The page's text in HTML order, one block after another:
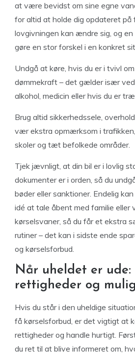
at være bevidst om sine egne
for altid at holde dig opdateret på
lovgivningen kan ændre sig, og
gøre en stor forskel i en konkret
Undgå at køre, hvis du er i tvivl
dømmekraft – det gælder især
alkohol, medicin eller hvis du er
Brug altid sikkerhedssele,
vær ekstra opmærksom i
skoler og tæt befolkede områder.
Tjek jævnligt, at din bil er i lovlig
dokumenter er i orden, så du
bøder eller sanktioner. Endelig
idé at tale åbent med familie eller
kørselsvaner, så du får et ekstra
rutiner – det kan i sidste ende
og kørselsforbud.
Når uheldet er ude:
rettigheder og
Hvis du står i den uheldige
få kørselsforbud, er det vigtigt at
rettigheder og handle hurtigt.
du ret til at blive informeret om,